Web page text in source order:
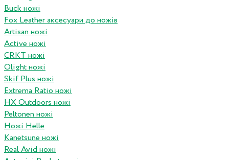
Buck ножі
Fox Leather аксесуари до ножів
Artisan ножі
Active ножі
CRKT ножі
Olight ножі
Skif Plus ножі
Extrema Ratio ножі
HX Outdoors ножі
Peltonen ножі
Ножі Helle
Kanetsune ножі
Real Avid ножі